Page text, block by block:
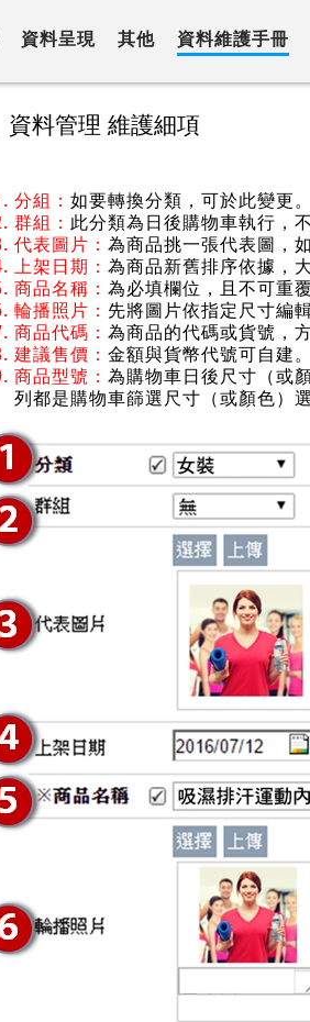
資料呈現 其他 資料維護手冊
資料管理 維護細項
分組： 如要轉換分類，可於此變更。
群組： 此分類為日後購物車執行，
代表圖片： 為商品挑一張代表圖，
上架日期： 為商品新舊排序依據，
商品名稱： 為必填欄位，且不可重覆
輪播照片： 先將圖片依指定尺寸編
商品代碼： 為商品的代碼或貨號，
建議售價： 金額與貨幣代號可自建。
商品型號： 為購物車日後尺寸（或
列都是購物車篩選尺寸（或顏色）選